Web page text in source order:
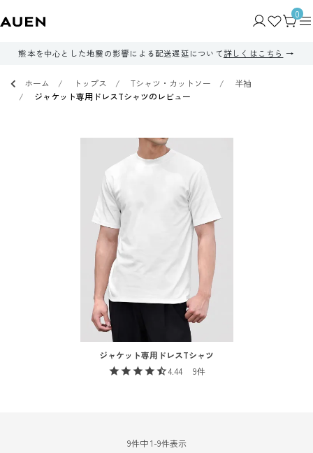
0
熊本を中心とした地震の影響による配送遅延について詳しくはこちら
ホーム トップス Tシャツ・カットソー
半袖
ジャケット専用ドレスTシャツのレビュー
ジャケット専用ドレスTシャツ
4.44
9
9件中 1-9件表示